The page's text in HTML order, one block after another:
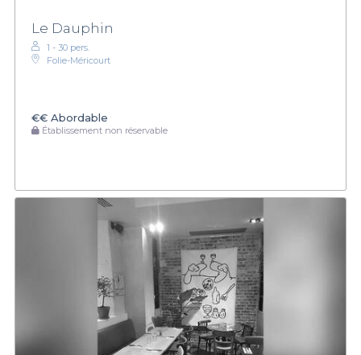
Le Dauphin
1 - 30 pers.
Folie-Méricourt
€€ Abordable
Établissement non réservable